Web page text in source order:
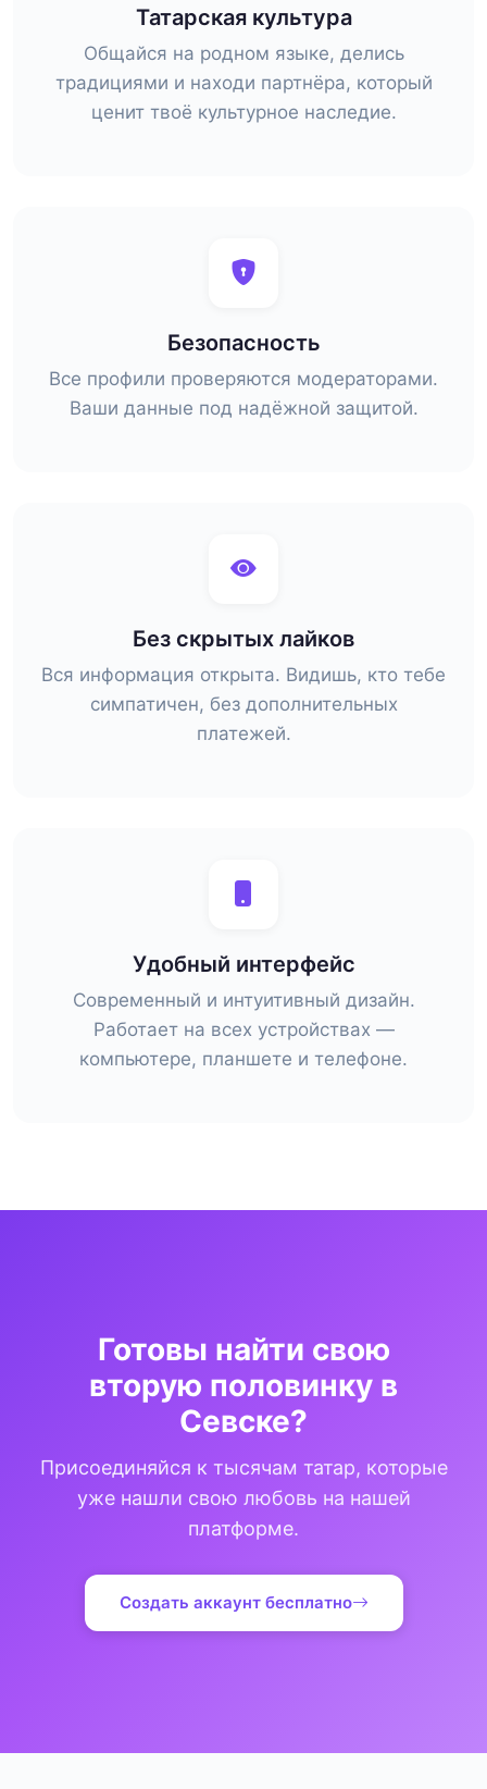
Татарская культура
Общайся на родном языке, делись
традициями и находи партнёра, который
ценит твоё культурное наследие.
Безопасность
Все профили проверяются модераторами.
Ваши данные под надёжной защитой.
Без скрытых лайков
Вся информация открыта. Видишь, кто тебе
симпатичен, без дополнительных
платежей.
Удобный интерфейс
Современный и интуитивный дизайн.
Работает на всех устройствах —
компьютере, планшете и телефоне.
Готовы найти свою
вторую половинку в
Севске?
Присоединяйся к тысячам татар, которые
уже нашли свою любовь на нашей
платформе.
Создать аккаунт бесплатно